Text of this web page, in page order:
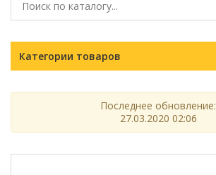
Категории товаров
Последнее обновление:
27.03.2020 02:06